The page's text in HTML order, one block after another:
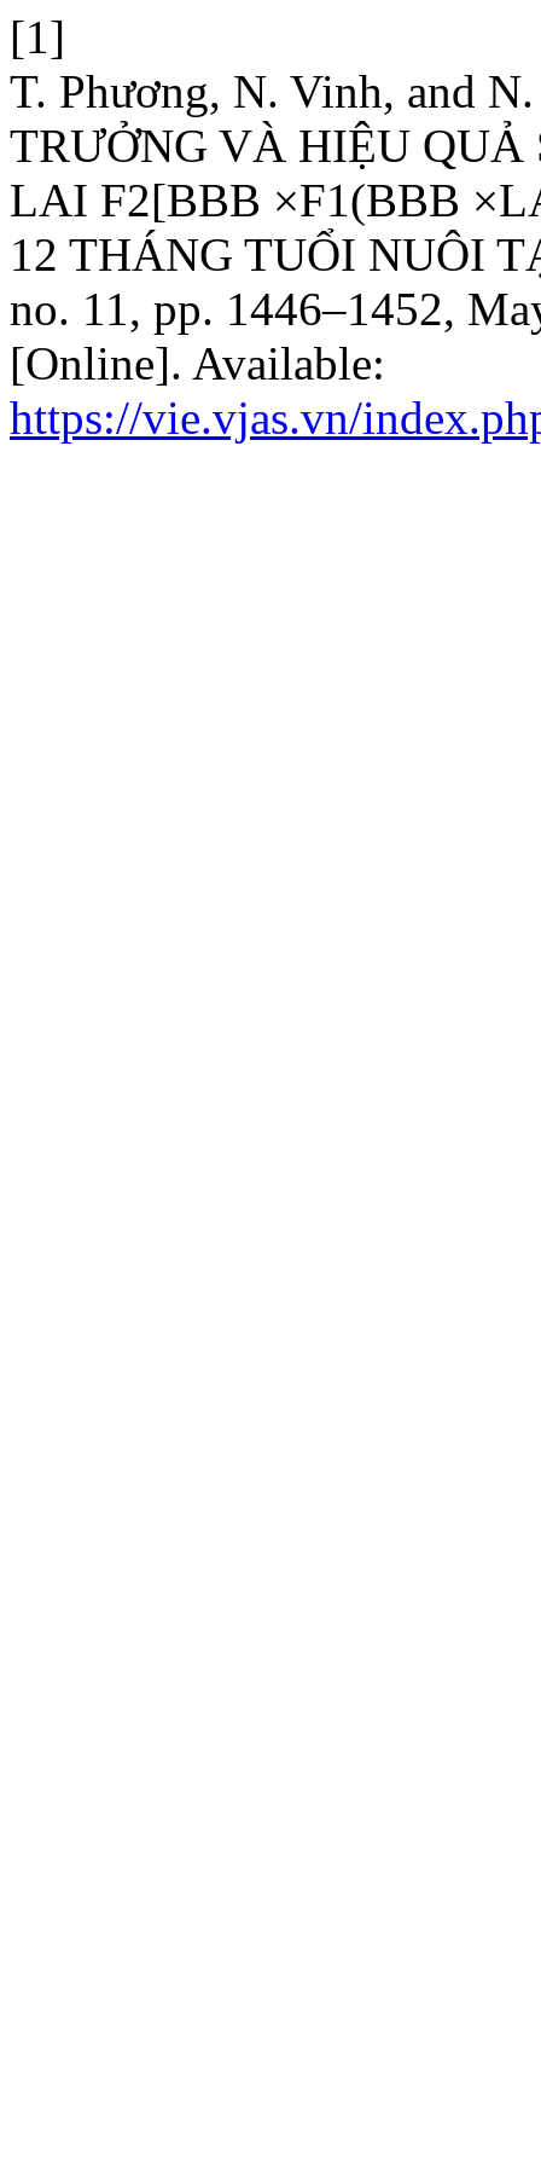
[1]
T. Phương, N. Vinh, and
TRƯỞNG VÀ HIỆU
LAI F2[BBB ×F1(BBB
12 THÁNG TUỔI NUÔI
no. 11, pp. 1446–1452,
[Online]. Available:
https://vie.vjas.vn/